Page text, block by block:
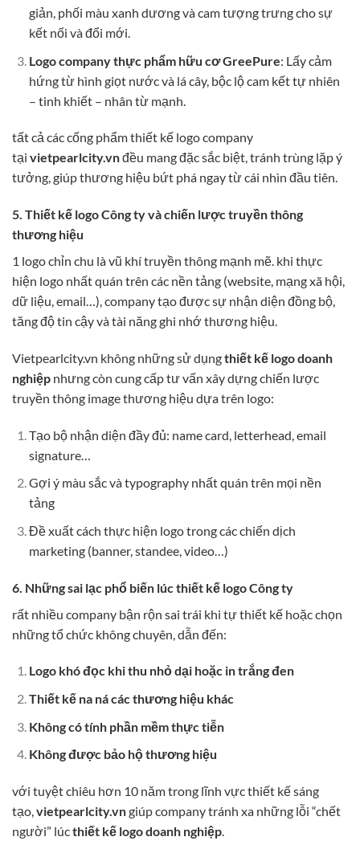
giản, phối màu xanh dương và cam tượng trưng cho sự
kết nối và đổi mới.
Logo company thực phẩm hữu cơ GreePure: Lấy cảm
hứng từ hình giọt nước và lá cây, bộc lộ cam kết tự nhiên
– tinh khiết – nhân từ mạnh.
tất cả các cống phẩm thiết kế logo company
tại vietpearlcity.vnđều mang đặc sắc biệt, tránh trùng lặp ý
tưởng, giúp thương hiệu bứt phá ngay từ cái nhìn đầu tiên.
5. Thiết kế logo Công ty và chiến lược truyền thông
thương hiệu
1 logo chỉn chu là vũ khí truyền thông mạnh mẽ. khi thực
hiện logo nhất quán trên các nền tảng (website, mạng xã hội,
dữ liệu, email…), company tạo được sự nhận diện đồng bộ,
tăng độ tin cậy và tài năng ghi nhớ thương hiệu.
Vietpearlcity.vn không những sử dụngthiết kế logo doanh
nghiệp nhưng còn cung cấp tư vấn xây dựng chiến lược
truyền thông image thương hiệu dựa trên logo:
Tạo bộ nhận diện đầy đủ: name card, letterhead, email
signature…
Gợi ý màu sắc và typography nhất quán trên mọi nền
tảng
Đề xuất cách thực hiện logo trong các chiến dịch
marketing (banner, standee, video…)
6. Những sai lạc phổ biến lúc thiết kế logo Công ty
rất nhiều company bận rộn sai trái khi tự thiết kế hoặc chọn
những tổ chức không chuyên, dẫn đến:
Logo khó đọc khi thu nhỏ dại hoặc in trắng đen
Thiết kế na ná các thương hiệu khác
Không có tính phần mềm thực tiễn
Không được bảo hộ thương hiệu
với tuyệt chiêu hơn 10 năm trong lĩnh vực thiết kế sáng
tạo,vietpearlcity.vngiúp company tránh xa những lỗi “chết
người” lúcthiết kế logo doanh nghiệp.